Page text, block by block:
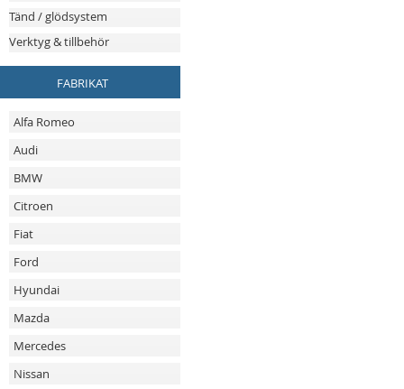
Tänd / glödsystem
Verktyg & tillbehör
FABRIKAT
Alfa Romeo
Audi
BMW
Citroen
Fiat
Ford
Hyundai
Mazda
Mercedes
Nissan